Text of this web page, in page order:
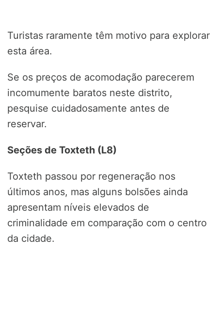
Turistas raramente têm motivo para explorar
esta área.
Se os preços de acomodação parecerem
incomumente baratos neste distrito,
pesquise cuidadosamente antes de
reservar.
Seções de Toxteth (L8)
Toxteth passou por regeneração nos
últimos anos, mas alguns bolsões ainda
apresentam níveis elevados de
criminalidade em comparação com o centro
da cidade.